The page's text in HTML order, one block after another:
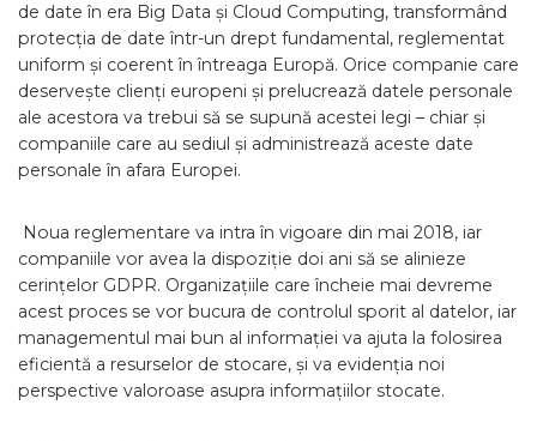
de date în era Big Data și Cloud Computing, transformând
protecția de date într-un drept fundamental, reglementat
uniform și coerent în întreaga Europă. Orice companie care
deservește clienți europeni și prelucrează datele personale
ale acestora va trebui să se supună acestei legi – chiar și
companiile care au sediul și administrează aceste date
personale în afara Europei.
Noua reglementare va intra în vigoare din mai 2018, iar
companiile vor avea la dispoziție doi ani să se alinieze
cerințelor GDPR. Organizațiile care încheie mai devreme
acest proces se vor bucura de controlul sporit al datelor, iar
managementul mai bun al informației va ajuta la folosirea
eficientă a resurselor de stocare, și va evidenția noi
perspective valoroase asupra informațiilor stocate.